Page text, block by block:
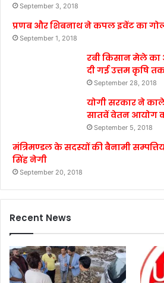
September 3, 2018
प्रणब और शिबनाथ ने कपल इवेंट का
September 1, 2018
रबी किसान मेले
दी गई उत्तम कृषि
September 28, 2018
योगी सरकार ने
सातवें वेतन आयोग
September 5, 2018
मंत्रिमण्डल के सदस्यों की बैनामी
सिंह नेगी
September 20, 2018
Recent News